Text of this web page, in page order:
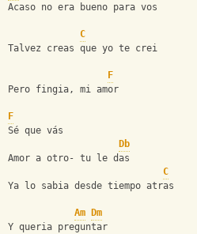
Acaso no era bueno para vos
C
Talvez creas que yo te crei
F
Pero fingia, mi amor
F
Sé que vás
Db
Amor a otro- tu le das
C
Ya lo sabia desde tiempo atras
Am
Dm
Y queria preguntar